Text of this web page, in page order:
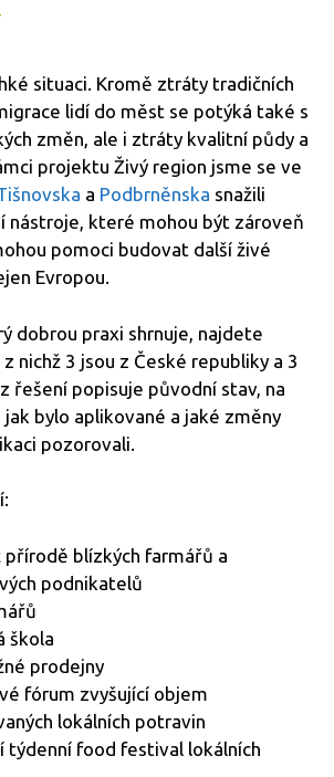
situaci. Kromě ztráty tradičních
lidí do měst se potýká také s
změn, ale i ztráty kvalitní půdy a
projektu Živý region jsme se ve
a Podbrněnska snažili
nástroje, které mohou být zároveň
pomoci budovat další živé
Evropou.
dobrou praxi shrnuje, najdete
nichž 3 jsou z České republiky a 3
řešení popisuje původní stav, na
bylo aplikované a jaké změny
pozorovali.
přírodě blízkých farmářů a
podnikatelů
škola
prodejny
fórum zvyšující objem
lokálních potravin
týdenní food festival lokálních